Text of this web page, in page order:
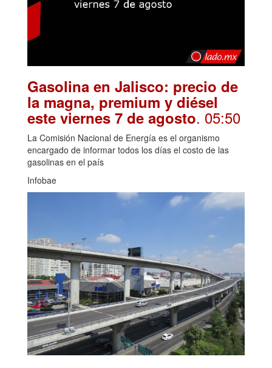
Gasolina en Jalisco: precio de
la magna, premium y diésel
este viernes 7 de agosto. 05:50
La Comisión Nacional de Energía es el organismo
encargado de informar todos los días el costo de las
gasolinas en el país
Infobae